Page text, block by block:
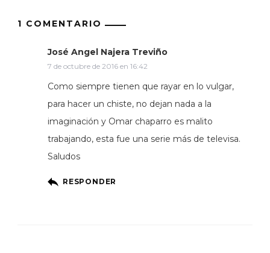
1 COMENTARIO
José Angel Najera Treviño
7 de octubre de 2016 en 16:42
Como siempre tienen que rayar en lo vulgar,
para hacer un chiste, no dejan nada a la
imaginación y Omar chaparro es malito
trabajando, esta fue una serie más de televisa.
Saludos
RESPONDER